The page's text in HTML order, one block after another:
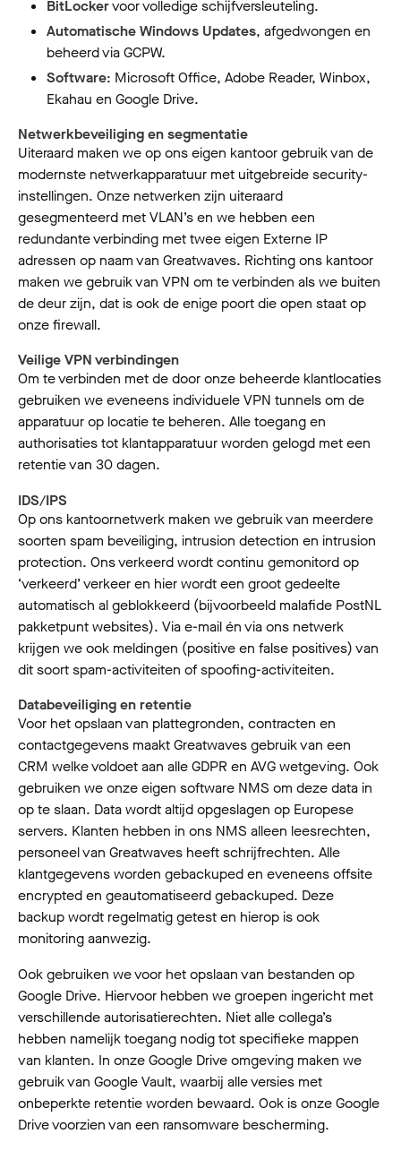
BitLockervoor volledige schijfversleuteling.
Automatische Windows Updates, afgedwongen en
beheerd via GCPW.
Software: Microsoft Office, Adobe Reader, Winbox,
Ekahau en Google Drive.
Netwerkbeveiliging en segmentatie
Uiteraard maken we op ons eigen kantoor gebruik van de
modernste netwerkapparatuur met uitgebreide security-
instellingen. Onze netwerken zijn uiteraard
gesegmenteerd met VLAN’s en we hebben een
redundante verbinding met twee eigen Externe IP
adressen op naam van Greatwaves. Richting ons kantoor
maken we gebruik van VPN om te verbinden als we buiten
de deur zijn, dat is ook de enige poort die open staat op
onze firewall.
Veilige VPN verbindingen
Om te verbinden met de door onze beheerde klantlocaties
gebruiken we eveneens individuele VPN tunnels om de
apparatuur op locatie te beheren. Alle toegang en
authorisaties tot klantapparatuur worden gelogd met een
retentie van 30 dagen.
IDS/IPS
Op ons kantoornetwerk maken we gebruik van meerdere
soorten spam beveiliging, intrusion detection en intrusion
protection. Ons verkeerd wordt continu gemonitord op
‘verkeerd’ verkeer en hier wordt een groot gedeelte
automatisch al geblokkeerd (bijvoorbeeld malafide PostNL
pakketpunt websites). Via e-mail én via ons netwerk
krijgen we ook meldingen (positive en false positives) van
dit soort spam-activiteiten of spoofing-activiteiten.
Databeveiliging en retentie
Voor het opslaan van plattegronden, contracten en
contactgegevens maakt Greatwaves gebruik van een
CRM welke voldoet aan alle GDPR en AVG wetgeving. Ook
gebruiken we onze eigen software NMS om deze data in
op te slaan. Data wordt altijd opgeslagen op Europese
servers. Klanten hebben in ons NMS alleen leesrechten,
personeel van Greatwaves heeft schrijfrechten. Alle
klantgegevens worden gebackuped en eveneens offsite
encrypted en geautomatiseerd gebackuped. Deze
backup wordt regelmatig getest en hierop is ook
monitoring aanwezig.
Ook gebruiken we voor het opslaan van bestanden op
Google Drive. Hiervoor hebben we groepen ingericht met
verschillende autorisatierechten. Niet alle collega’s
hebben namelijk toegang nodig tot specifieke mappen
van klanten. In onze Google Drive omgeving maken we
gebruik van Google Vault, waarbij alle versies met
onbeperkte retentie worden bewaard. Ook is onze Google
Drive voorzien van een ransomware bescherming.